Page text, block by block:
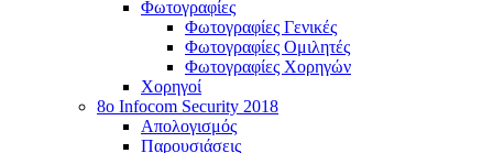
Φωτογραφίες
Φωτογραφίες Γενικές
Φωτογραφίες Ομιλητές
Φωτογραφίες Χορηγών
Χορηγοί
8ο Infocom Security 2018
Απολογισμός
Παρουσιάσεις